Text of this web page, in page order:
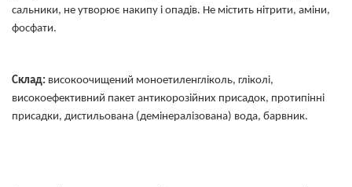
сальники, не утворює накипу і опадів. Не містить нітрити, аміни,
фосфати.
Склад: високоочищений моноетиленгліколь, гліколі,
високоефективний пакет антикорозійних присадок, протипінні
присадки, дистильована (демінералізована) вода, барвник.